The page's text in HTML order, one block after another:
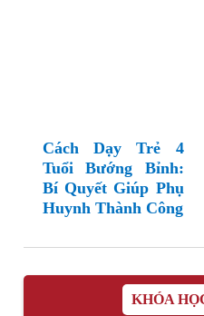
Cách Dạy Trẻ 4
Tuổi Bướng Bỉnh:
Bí Quyết Giúp Phụ
Huynh Thành Công
KHÓA